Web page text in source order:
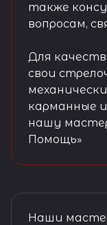
также
вопросам,
Для
свои
карманные
нашу
Помощь»
Наши